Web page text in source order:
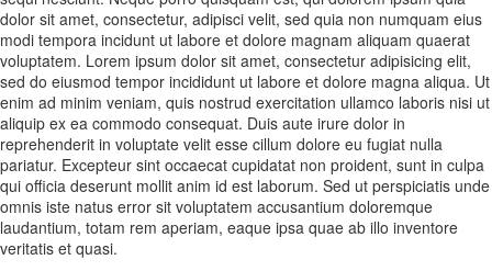
dolor sit amet, consectetur, adipisci velit, sed quia non numquam eius
modi tempora incidunt ut labore et dolore magnam aliquam quaerat
voluptatem. Lorem ipsum dolor sit amet, consectetur adipisicing elit,
sed do eiusmod tempor incididunt ut labore et dolore magna aliqua. Ut
enim ad minim veniam, quis nostrud exercitation ullamco laboris nisi ut
aliquip ex ea commodo consequat. Duis aute irure dolor in
reprehenderit in voluptate velit esse cillum dolore eu fugiat nulla
pariatur. Excepteur sint occaecat cupidatat non proident, sunt in culpa
qui officia deserunt mollit anim id est laborum. Sed ut perspiciatis unde
omnis iste natus error sit voluptatem accusantium doloremque
laudantium, totam rem aperiam, eaque ipsa quae ab illo inventore
veritatis et quasi.